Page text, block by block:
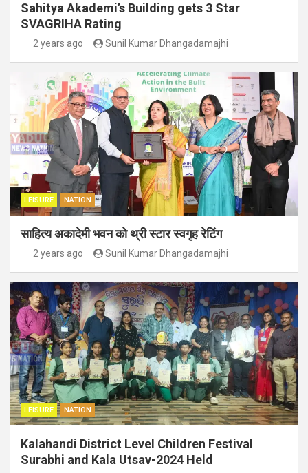
Sahitya Akademi’s Building gets 3 Star
SVAGRIHA Rating
2 years ago Sunil Kumar Dhangadamajhi
LEISURE NATION
साहित्य अकादेमी भवन को थ्री स्टार स्वगृह रेटिंग
2 years ago Sunil Kumar Dhangadamajhi
LEISURE NATION
Kalahandi District Level Children Festival
Surabhi and Kala Utsav-2024 Held